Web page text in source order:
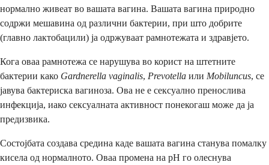
нормално живеат во вашата вагина. Вашата вагина природно
содржи мешавина од различни бактерии, при што добрите
(главно лактобацили) ја одржуваат рамнотежата и здравјето.
Кога оваа рамнотежа се нарушува во корист на штетните
бактерии како Gardnerella vaginalis, Prevotella или Mobiluncus, се
јавува бактериска вагиноза. Ова не е сексуално пренослива
инфекција, иако сексуалната активност понекогаш може да ја
предизвика.
Состојбата создава средина каде вашата вагина станува помалку
кисела од нормалното. Оваа промена на pH го олеснува